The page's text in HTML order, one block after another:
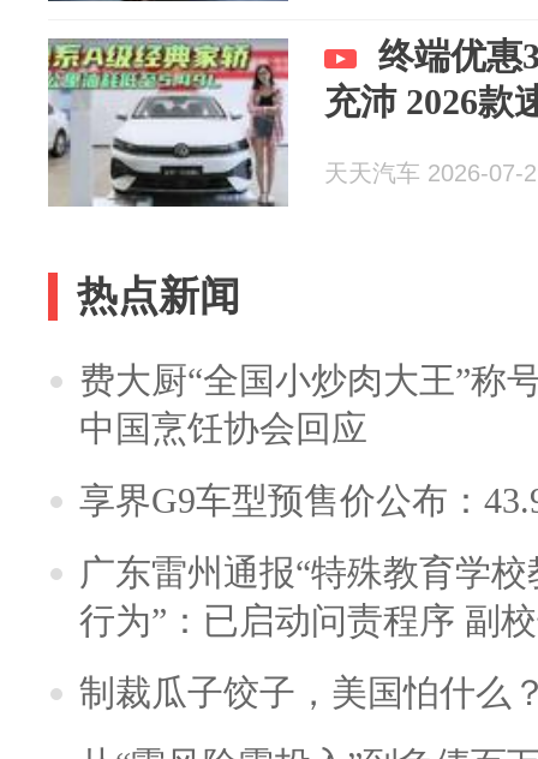
终端优惠
充沛 2026款
天天汽车 2026-07-
热点新闻
费大厨“全国小炒肉大王”称
中国烹饪协会回应
享界G9车型预售价公布：
广东雷州通报“特殊教育学
行为”：已启动问责程序 副
制裁瓜子饺子，美国怕什么